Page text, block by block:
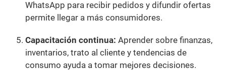
WhatsApp para recibir pedidos y difundir ofertas
permite llegar a más consumidores.
Capacitación continua: Aprender sobre finanzas,
inventarios, trato al cliente y tendencias de
consumo ayuda a tomar mejores decisiones.